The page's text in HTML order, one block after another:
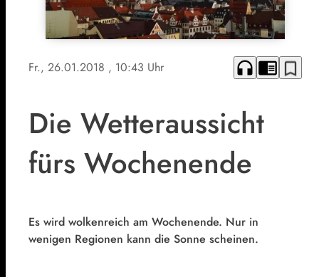
Fr., 26.01.2018 , 10:43 Uhr headphones chrome_reader_mode bookmark_border
Die Wetteraussicht
fürs Wochenende
Es wird wolkenreich am Wochenende. Nur in
wenigen Regionen kann die Sonne scheinen.